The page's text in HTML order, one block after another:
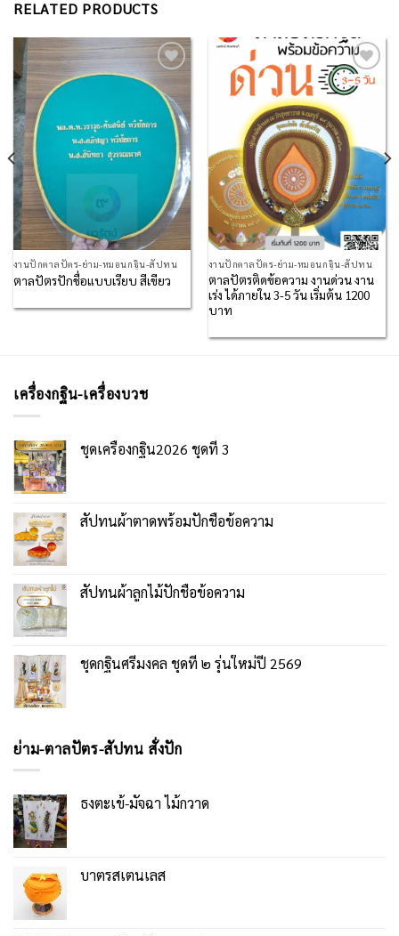
RELATED PRODUCTS
Add to
Wishlist
งานปักตาลปัตร-ย่าม-หมอนกฐิน-สัปทน
ตาลปัตรปักชื่อแบบเรียบ สีเขียว
Add to
Wishlist
งานปักตาลปัตร-ย่าม-หมอนกฐิน-สัปทน
ตาลปัตรติดข้อความ งานด่วน งาน
เร่ง ได้ภายใน 3-5 วัน เริ่มต้น 1200
บาท
เครื่องกฐิน-เครื่องบวช
ชุดเครื่องกฐิน2026 ชุดที่ 3
สัปทนผ้าตาดพร้อมปักชื่อข้อความ
สัปทนผ้าลูกไม้ปักชื่อข้อความ
ชุดกฐินศรีมงคล ชุดที่ ๒ รุ่นใหม่ปี 2569
ย่าม-ตาลปัตร-สัปทน สั่งปัก
ธงตะเข้-มัจฉา ไม้กวาด
บาตรสเตนเลส